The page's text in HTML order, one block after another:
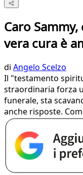
Caro
vera cura è
di Angelo Scelzo
Il "testamento
straordinaria forza
funerale, sta
anche risposte.